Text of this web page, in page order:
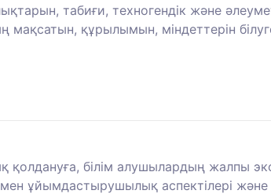
табиғи, техногендік және
мақсатын, құрылымын, міндеттерін
қолдануға, білім алушылардың жалпы
ұйымдастырушылық аспектілері